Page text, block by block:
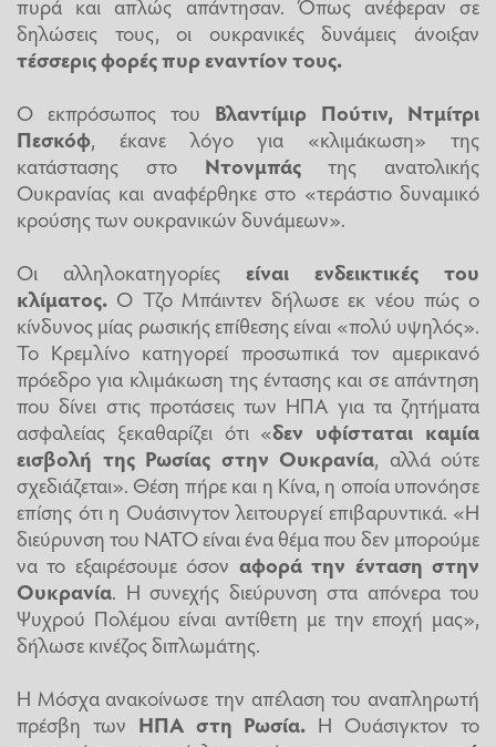
δηλώσεις τους, οι ουκρανικές δυνάμεις άνοιξαν
τέσσερις φορές πυρ εναντίον τους.
Ο εκπρόσωπος του Βλαντίμιρ Πούτιν, Ντμίτρι
Πεσκόφ, έκανε λόγο για «κλιμάκωση» της
κατάστασης στο Ντονμπάςτης ανατολικής
Ουκρανίας και αναφέρθηκε στο «τεράστιο δυναμικό
κρούσης των ουκρανικών δυνάμεων».
Οι αλληλοκατηγορίες είναι ενδεικτικές του
κλίματος. Ο Τζο Μπάιντεν δήλωσε εκ νέου πώς ο
κίνδυνος μίας ρωσικής επίθεσης είναι «πολύ υψηλός».
Το Κρεμλίνο κατηγορεί προσωπικά τον αμερικανό
πρόεδρο για κλιμάκωση της έντασης και σε απάντηση
που δίνει στις προτάσεις των ΗΠΑ για τα ζητήματα
ασφαλείας ξεκαθαρίζει ότι «δεν υφίσταται καμία
εισβολή της Ρωσίας στην Ουκρανία, αλλά ούτε
σχεδιάζεται». Θέση πήρε και η Κίνα, η οποία υπονόησε
επίσης ότι η Ουάσινγτον λειτουργεί επιβαρυντικά. «Η
διεύρυνση του ΝΑΤΟ είναι ένα θέμα που δεν μπορούμε
να το εξαιρέσουμε όσον αφορά την ένταση στην
Ουκρανία. Η συνεχής διεύρυνση στα απόνερα του
Ψυχρού Πολέμου είναι αντίθετη με την εποχή μας»,
δήλωσε κινέζος διπλωμάτης.
Η Μόσχα ανακοίνωσε την απέλαση του αναπληρωτή
πρέσβη των ΗΠΑ στη Ρωσία. Η Ουάσιγκτον το